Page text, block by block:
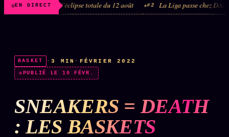
z/S
✦ CHAT LIVE · 24/7
A LES AMIS DE ZOÉ
◉ SOCIÉTÉ LITTÉRAIRE ↗
EN DIRECT
2026 · l'éclipse totale du 12 août #2 La Liga passe chez DAZN et
BASKET ·3 MIN · FÉVRIER 2022
PUBLIÉ LE 10 FÉVR.
SNEAKERS = DEATH
: LES BASKETS